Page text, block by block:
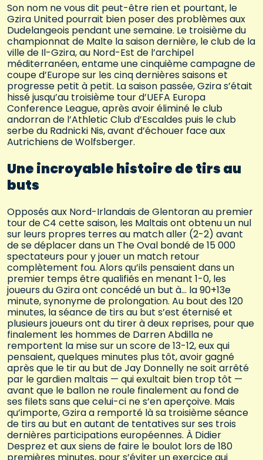
Son nom ne vous dit peut-être rien et pourtant, le
Gzira United pourrait bien poser des problèmes aux
Dudelangeois pendant une semaine. Le troisième du
championnat de Malte la saison dernière, le club de la
ville de Il-Gzira, au Nord-Est de l’archipel
méditerranéen, entame une cinquième campagne de
coupe d’Europe sur les cinq dernières saisons et
progresse petit à petit. La saison passée, Gzira s’était
hissé jusqu’au troisième tour d’UEFA Europa
Conference League, après avoir éliminé le club
andorran de l’Athletic Club d’Escaldes puis le club
serbe du Radnicki Nis, avant d’échouer face aux
Autrichiens de Wolfsberger.
Une incroyable histoire de tirs au
buts
Opposés aux Nord-Irlandais de Glentoran au premier
tour de C4 cette saison, les Maltais ont obtenu un nul
sur leurs propres terres au match aller (2-2) avant
de se déplacer dans un The Oval bondé de 15 000
spectateurs pour y jouer un match retour
complètement fou. Alors qu’ils pensaient dans un
premier temps être qualifiés en menant 1-0, les
joueurs du Gzira ont concédé un but à… la 90+13e
minute, synonyme de prolongation. Au bout des 120
minutes, la séance de tirs au but s’est éternisé et
plusieurs joueurs ont du tirer à deux reprises, pour que
finalement les hommes de Darren Abdilla ne
remportent la mise sur un score de 13-12, eux qui
pensaient, quelques minutes plus tôt, avoir gagné
après que le tir au but de Jay Donnelly ne soit arrêté
par le gardien maltais — qui exultait bien trop tôt —
avant que le ballon ne roule finalement au fond de
ses filets sans que celui-ci ne s’en aperçoive. Mais
qu’importe, Gzira a remporté là sa troisième séance
de tirs au but en autant de tentatives sur ses trois
dernières participations européennes. À Didier
Desprez et aux siens de faire le boulot lors de 180